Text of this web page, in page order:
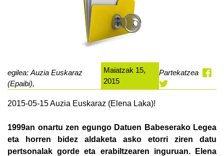
egilea: Auzia Euskaraz
(Epaibi),
Maiatzak 15,
2015
Partekatzea
2015-05-15 Auzia Euskaraz (Elena Laka)!
1999an onartu zen egungo Datuen Babeserako Legea
eta horren bidez aldaketa asko etorri ziren datu
pertsonalak gorde eta erabiltzearen inguruan. Elena